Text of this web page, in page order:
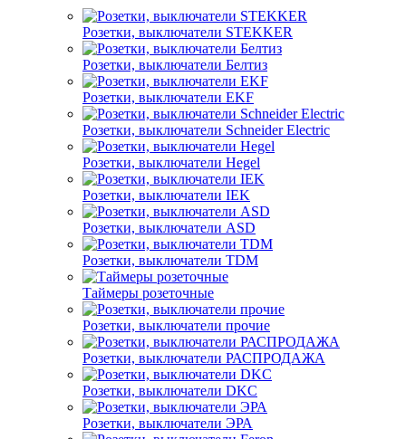
Розетки, выключатели STEKKER
Розетки, выключатели Белтиз
Розетки, выключатели EKF
Розетки, выключатели Schneider Electric
Розетки, выключатели Hegel
Розетки, выключатели IEK
Розетки, выключатели ASD
Розетки, выключатели TDM
Таймеры розеточные
Розетки, выключатели прочие
Розетки, выключатели РАСПРОДАЖА
Розетки, выключатели DKC
Розетки, выключатели ЭРА